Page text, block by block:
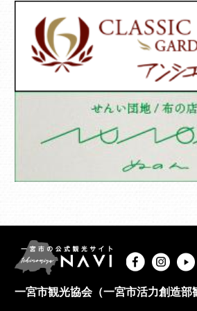
一宮市観光協会（一宮市活力創造部